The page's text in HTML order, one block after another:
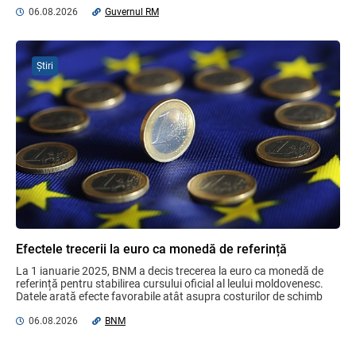
publice
Efectele trecerii la euro ca monedă de
referință
06.08.2026
Bunurile și banii confiscați vor fi utilizați
în scopuri sociale și în interes public
06.08.2026 Guvernul RM
Mai puține taxe pe muncă. Mai multă
stimulare a investițiilor. Mai ferm pe vicii.
Mai corect pe excepții.
06.08.2026 Guvernul RM
Efectele trecerii la euro ca monedă de referință
La 1 ianuarie 2025, BNM a decis trecerea la euro ca monedă de
referință pentru stabilirea cursului oficial al leului moldovenesc.
Datele arată efecte favorabile atât asupra costurilor de schimb
06.08.2026 BNM
Știri